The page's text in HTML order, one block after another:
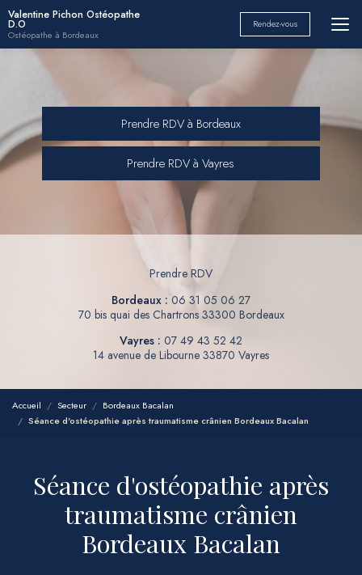
Aller
au
contenu
Valentine Pichon Ostéopathe
D.O
Ostéopathe à Bordeaux
Rendez-vous
Prendre RDV à Bordeaux
Prendre RDV à Vayres
Prendre RDV
Bordeaux : 06 31 05 06 27
70 bis quai des Chartrons 33300 Bordeaux
Vayres : 07 49 43 52 42
14 avenue de Libourne 33870 Vayres
Accueil Secteur
Bordeaux Bacalan
Séance d'ostéopathie après traumatisme crânien Bordeaux Bacalan
Séance d'ostéopathie après
traumatisme crânien
Bordeaux Bacalan